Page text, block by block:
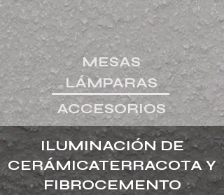
MESAS
LÁMPARAS
ACCESORIOS
ILUMINACIÓN DE
CERÁMICATERRACOTA Y
FIBROCEMENTO